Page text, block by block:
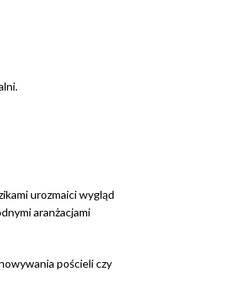
urozmaici wygląd
aranżacjami
pościeli czy